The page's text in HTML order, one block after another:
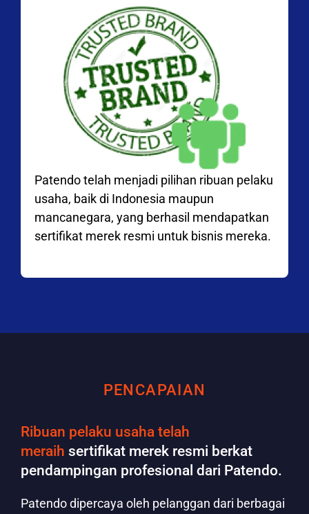
Patendo telah menjadi pilihan ribuan pelaku
usaha, baik di Indonesia maupun
mancanegara, yang berhasil mendapatkan
sertifikat merek resmi untuk bisnis mereka.
PENCAPAIAN
Ribuan pelaku usaha telah
meraih sertifikat merek resmi berkat
pendampingan profesional dari Patendo.
Patendo dipercaya oleh pelanggan dari berbagai